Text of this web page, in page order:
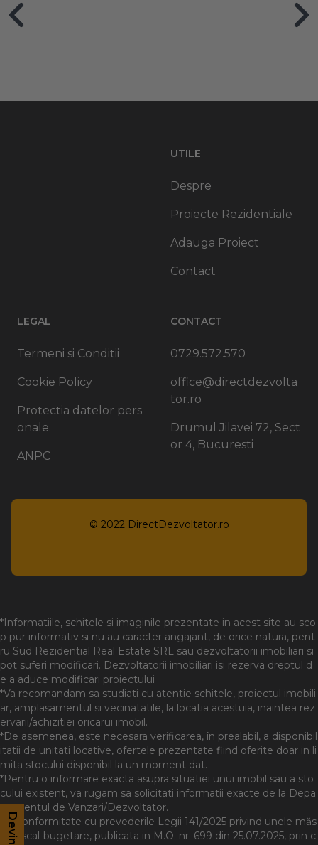
UTILE
Despre
Proiecte Rezidentiale
Adauga Proiect
Contact
LEGAL
Termeni si Conditii
Cookie Policy
Protectia datelor pers
onale.
ANPC
CONTACT
0729.572.570
office@directdezvolta
tor.ro
Drumul Jilavei 72, Sect
or 4, Bucuresti
© 2022 DirectDezvoltator.ro
*Informatiile, schitele si imaginile prezentate in acest site au sco
p pur informativ si nu au caracter angajant, de orice natura, pent
ru Sud Rezidential Real Estate SRL sau dezvoltatorii imobiliari si
pot suferi modificari. Dezvoltatorii imobiliari isi rezerva dreptul d
e a aduce modificari proiectului
*Va recomandam sa studiati cu atentie schitele, proiectul imobili
ar, amplasamentul si vecinatatile, la locatia acestuia, inaintea rez
ervarii/achizitiei oricarui imobil.
*De asemenea, este necesara verificarea, în prealabil, a disponibil
itatii de unitati locative, ofertele prezentate fiind oferite doar in li
mita stocului disponibil la un moment dat.
*Pentru o informare exacta asupra situatiei unui imobil sau a sto
cului existent, va rugam sa solicitati informatii exacte de la Depa
rtamentul de Vanzari/Dezvoltator.
*In conformitate cu prevederile Legii 141/2025 privind unele măs
uri fiscal-bugetare, publicata in M.O. nr. 699 din 25.07.2025, prin c